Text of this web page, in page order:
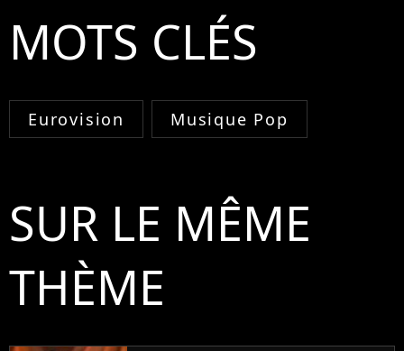
MOTS CLÉS
Eurovision Musique Pop
SUR LE MÊME
THÈME